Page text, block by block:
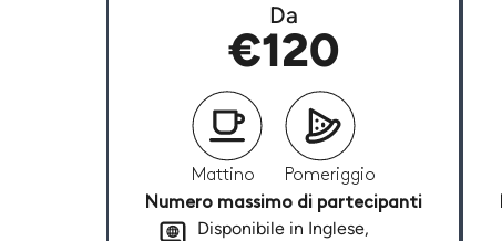
Da
€120
Mattino
Pomeriggio
Numero massimo di partecipanti
Disponibile in Inglese,